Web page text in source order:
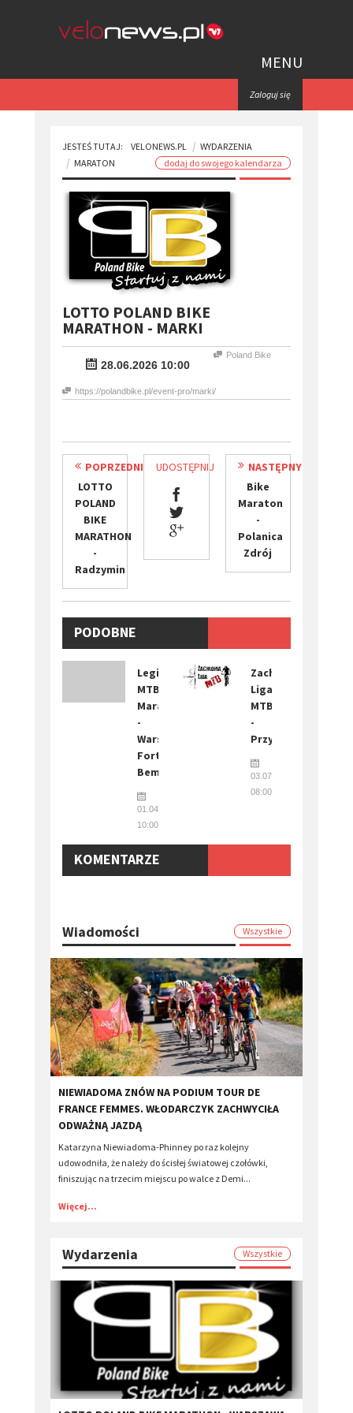
MENU
Zaloguj się
JESTEŚ TUTAJ: VELONEWS.PL
WYDARZENIA
MARATON
dodaj do swojego kalendarza
LOTTO POLAND BIKE
MARATHON - MARKI
28.06.2026 10:00
Poland Bike
https://polandbike.pl/event-pro/marki/
POPRZEDNI
LOTTO
POLAND
BIKE
MARATHON
-
Radzymin
UDOSTĘPNIJ
NASTĘPNY
Bike
Maraton
-
Polanica
Zdrój
PODOBNE
WYDARZENIA
Legia
MTB
Maraton
-
Warszawa
Forty
Bema
01.04.2017
10:00
Zachodnia
Liga
MTB
-
Przytoczna
03.07.2022
08:00
KOMENTARZE
Wiadomości Wszystkie
​NIEWIADOMA ZNÓW NA PODIUM TOUR DE
FRANCE FEMMES. WŁODARCZYK ZACHWYCIŁA
ODWAŻNĄ JAZDĄ
Katarzyna Niewiadoma-Phinney po raz kolejny
udowodniła, że należy do ścisłej światowej czołówki,
finiszując na trzecim miejscu po walce z Demi...
Więcej...
Wydarzenia Wszystkie